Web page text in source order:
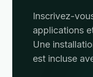
Inscrivez-
applications
Une
est incluse